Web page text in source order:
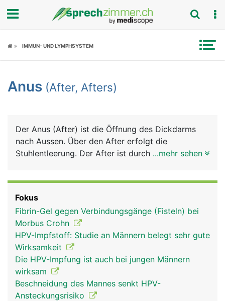
Fokus
Symptome
News
Rubriken
IMMUN- UND LYMPHSYSTEM
Anus (After, Afters)
Der Anus (After) ist die Öffnung des Dickdarms
nach Aussen. Über den After erfolgt die
Stuhlentleerung. Der After ist durch zwei
kontrollierbaren) äusseren Afterschliessmuskel. In
der Übergangszone zwischen Darmschleimhaut
und äusserer Haut befindet sich die sogenannte
Hämorrhoidalzone, ein Venengeflecht, das
zusammen mit den beiden Ringmuskeln den
Enddarm abdichtet.
...mehr sehen
Fokus
Fibrin-Gel gegen Verbindungsgänge (Fisteln) bei
Morbus Crohn
HPV-Impfstoff: Studie an Männern belegt sehr gute
Wirksamkeit
Die HPV-Impfung ist auch bei jungen Männern
wirksam
Beschneidung des Mannes senkt HPV-
Ansteckungsrisiko